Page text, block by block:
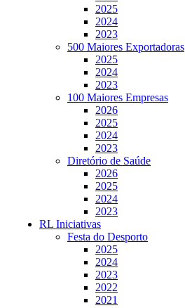
2025
2024
2023
500 Maiores Exportadoras
2025
2024
2023
100 Maiores Empresas
2026
2025
2024
2023
Diretório de Saúde
2026
2025
2024
2023
RL Iniciativas
Festa do Desporto
2025
2024
2023
2022
2021